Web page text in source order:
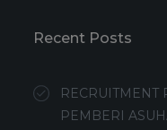
Recent Posts
RECRUITMENT
PEMBERI